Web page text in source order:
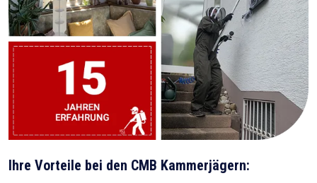
Ihre Vorteile bei den CMB Kammerjägern: